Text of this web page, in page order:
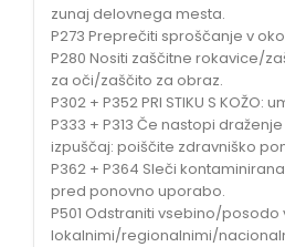
zunaj delovnega mesta.
P273 Preprečiti sproščanje v
P280 Nositi zaščitne rokavice/
za oči/zaščito za obraz.
P302 + P352 PRI STIKU S KOŽO:
P333 + P313 Če nastopi
izpuščaj: poiščite zdravniško
P362 + P364 Sleči
pred ponovno uporabo.
P501 Odstraniti vsebino/posodo
lokalnimi/regionalnimi/